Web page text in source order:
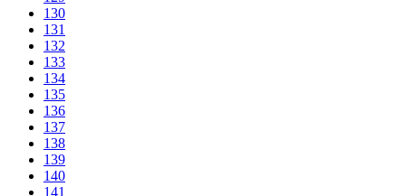
130
131
132
133
134
135
136
137
138
139
140
141